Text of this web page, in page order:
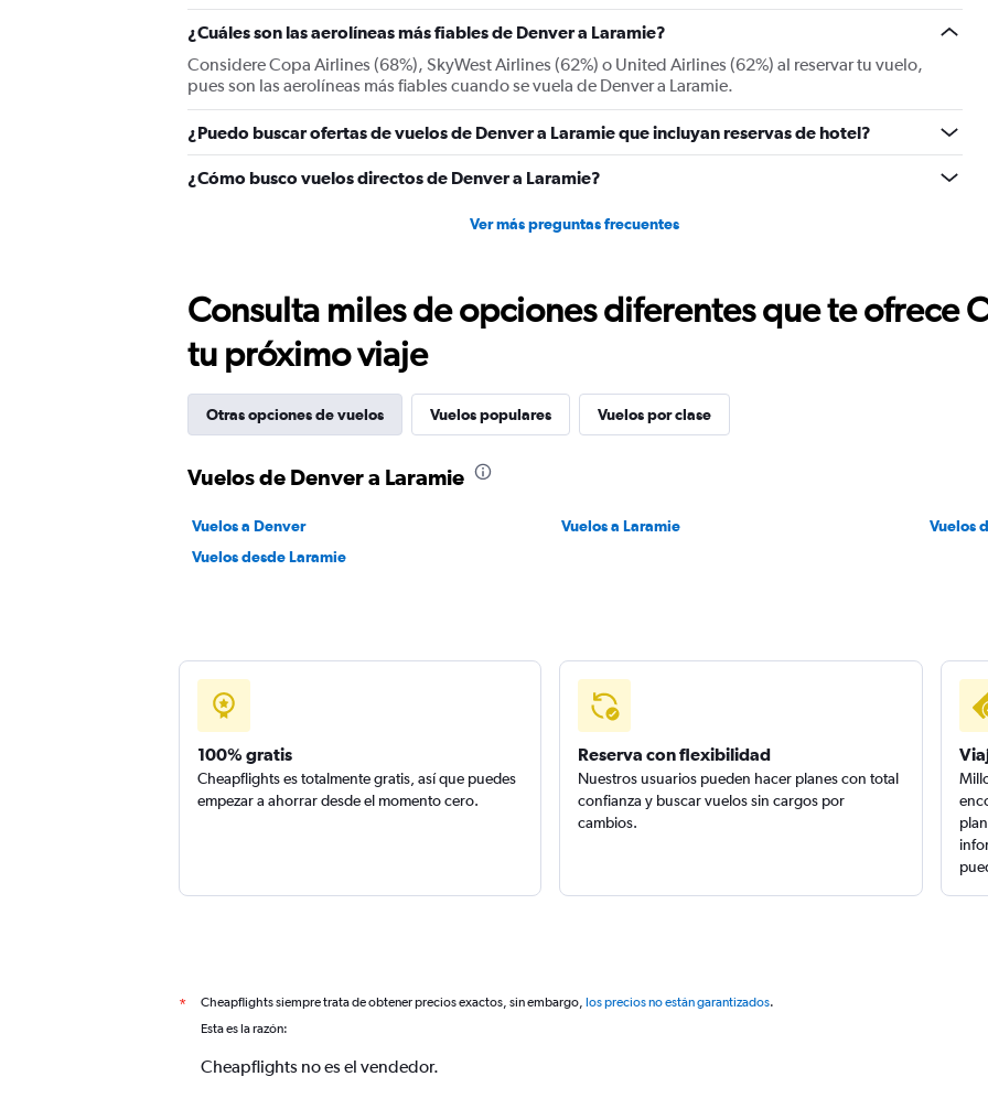
Y
axis
displaying
Number
of
flights.
Range:
0
to
¿Cuáles son las aerolíneas más fiables de Denver a Laramie?
Considere Copa Airlines (68%), SkyWest Airlines (62%) o United Airlines (62%) al reservar tu vuelo,
pues son las aerolíneas más fiables cuando se vuela de Denver a Laramie.
¿Puedo buscar ofertas de vuelos de Denver a Laramie que incluyan reservas de hotel?
¿Cómo busco vuelos directos de Denver a Laramie?
Ver más preguntas frecuentes
Consulta miles de opciones diferentes que te ofrece
tu próximo viaje
Otras opciones de vuelos Vuelos populares Vuelos por clase
Vuelos de Denver a Laramie
Vuelos a Denver Vuelos a Laramie
Vuelos
Vuelos desde Laramie
100% gratis
Cheapflights es totalmente gratis, así que puedes
empezar a ahorrar desde el momento cero.
Reserva con flexibilidad
Nuestros usuarios pueden hacer planes con total
confianza y buscar vuelos sin cargos por
cambios.
* Cheapflights siempre trata de obtener precios exactos, sin embargo, los precios no están garantizados.
Esta es la razón:
Cheapflights no es el vendedor.